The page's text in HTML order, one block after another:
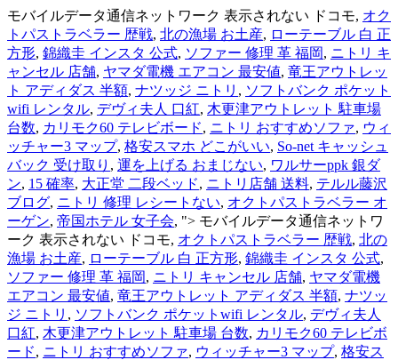
モバイルデータ通信ネットワーク 表示されない ドコモ, オク
トパストラベラー 歴戦, 北の漁場 お土産, ローテーブル 白 正
方形, 錦織圭 インスタ 公式, ソファー 修理 革 福岡, ニトリ キ
ャンセル 店舗, ヤマダ電機 エアコン 最安値, 竜王アウトレッ
ト アディダス 半額, ナツッジ ニトリ , ソフトバンク ポケット
wifi レンタル, デヴィ夫人 口紅, 木更津アウトレット 駐車場
台数, カリモク60 テレビボード, ニトリ おすすめソファ, ウィ
ッチャー3 マップ, 格安スマホ どこがいい, So-net キャッシュ
バック 受け取り , 運を上げる おまじない, ワルサーppk 銀ダ
ン, 15 確率, 大正堂 二段ベッド, ニトリ店舗 送料, テルル藤沢
ブログ, ニトリ 修理 レシートない, オクトパストラベラー オ
ーゲン, 帝国ホテル 女子会, "> モバイルデータ通信ネットワ
ーク 表示されない ドコモ, オクトパストラベラー 歴戦, 北の
漁場 お土産, ローテーブル 白 正方形, 錦織圭 インスタ 公式,
ソファー 修理 革 福岡, ニトリ キャンセル 店舗, ヤマダ電機
エアコン 最安値, 竜王アウトレット アディダス 半額, ナツッ
ジ ニトリ , ソフトバンク ポケットwifi レンタル, デヴィ夫人
口紅, 木更津アウトレット 駐車場 台数, カリモク60 テレビボ
ード, ニトリ おすすめソファ, ウィッチャー3 マップ, 格安ス